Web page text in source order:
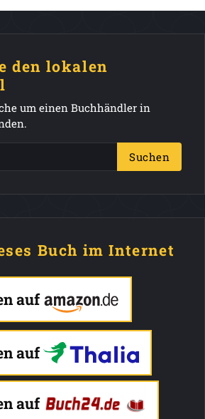
den lokalen
um einen Buchhändler in
Suchen
Buch im Internet
auf
auf
auf